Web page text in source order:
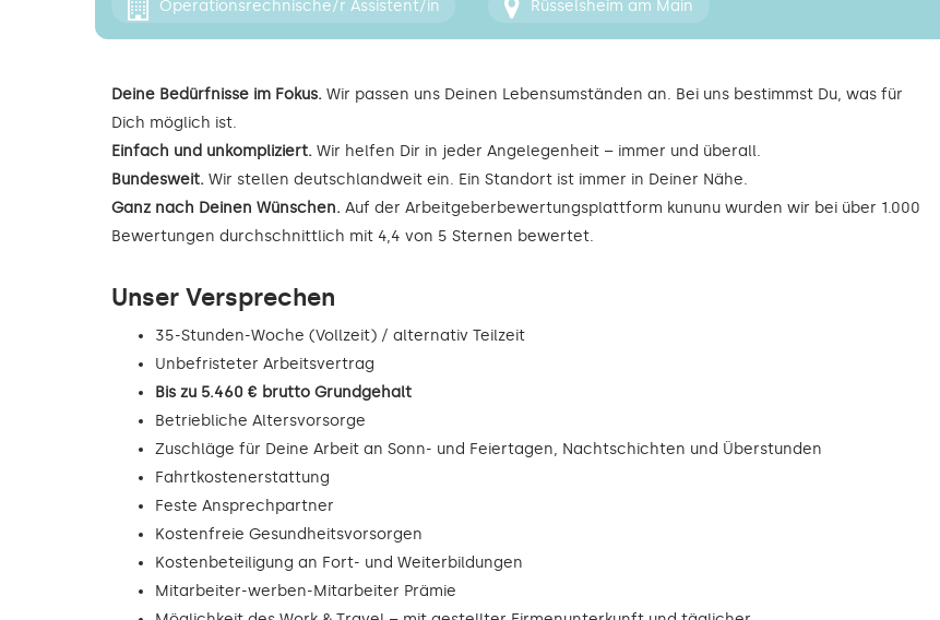
Operationsrechnische/r Assistent/in Rüsselsheim am Main
Deine Bedürfnisse im Fokus. Wir passen uns Deinen Lebensumständen an. Bei uns bestimmst Du, was für
Dich möglich ist.
Einfach und unkompliziert. Wir helfen Dir in jeder Angelegenheit – immer und überall.
Bundesweit. Wir stellen deutschlandweit ein. Ein Standort ist immer in Deiner Nähe.
Ganz nach Deinen Wünschen. Auf der Arbeitgeberbewertungsplattform kununu wurden wir bei über 1.000
Bewertungen durchschnittlich mit 4,4 von 5 Sternen bewertet.
Unser Versprechen
35-Stunden-Woche (Vollzeit) / alternativ Teilzeit
Unbefristeter Arbeitsvertrag
Bis zu 5.460 € brutto Grundgehalt
Betriebliche Altersvorsorge
Zuschläge für Deine Arbeit an Sonn- und Feiertagen, Nachtschichten und Überstunden
Fahrtkostenerstattung
Feste Ansprechpartner
Kostenfreie Gesundheitsvorsorgen
Kostenbeteiligung an Fort- und Weiterbildungen
Mitarbeiter-werben-Mitarbeiter Prämie